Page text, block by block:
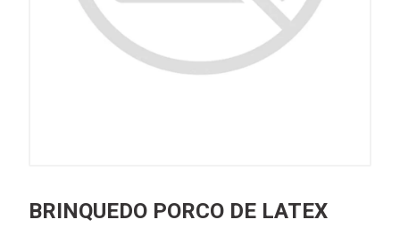
BRINQUEDO PORCO DE LATEX